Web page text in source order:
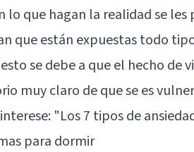
lo que hagan la realidad se
que están expuestas todo
se debe a que el hecho de
muy claro de que se es
"Los 7 tipos de
para dormir